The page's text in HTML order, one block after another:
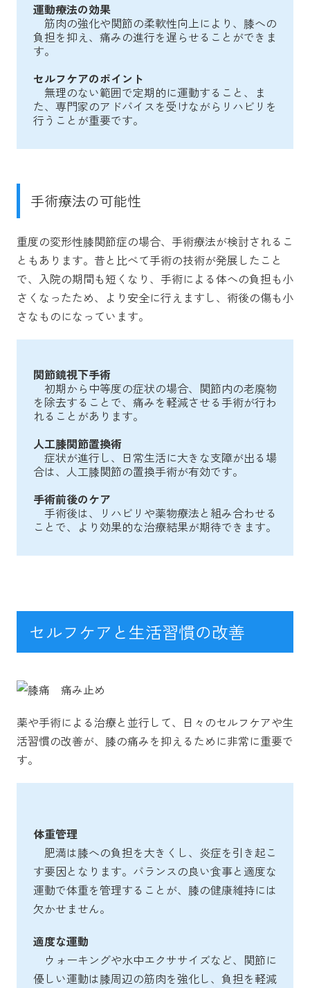
運動療法の効果
筋肉の強化や関節の柔軟性向上により、膝への
負担を抑え、痛みの進行を遅らせることができま
す。
セルフケアのポイント
無理のない範囲で定期的に運動すること、ま
た、専門家のアドバイスを受けながらリハビリを
行うことが重要です。
手術療法の可能性
重度の変形性膝関節症の場合、手術療法が検討されるこ
ともあります。昔と比べて手術の技術が発展したこと
で、入院の期間も短くなり、手術による体への負担も小
さくなったため、より安全に行えますし、術後の傷も小
さなものになっています。
関節鏡視下手術
初期から中等度の症状の場合、関節内の老廃物
を除去することで、痛みを軽減させる手術が行わ
れることがあります。
人工膝関節置換術
症状が進行し、日常生活に大きな支障が出る場
合は、人工膝関節の置換手術が有効です。
手術前後のケア
手術後は、リハビリや薬物療法と組み合わせる
ことで、より効果的な治療結果が期待できます。
セルフケアと生活習慣の改善
薬や手術による治療と並行して、日々のセルフケアや生
活習慣の改善が、膝の痛みを抑えるために非常に重要で
す。
体重管理
肥満は膝への負担を大きくし、炎症を引き起こ
す要因となります。バランスの良い食事と適度な
運動で体重を管理することが、膝の健康維持には
欠かせません。
適度な運動
ウォーキングや水中エクササイズなど、関節に
優しい運動は膝周辺の筋肉を強化し、負担を軽減